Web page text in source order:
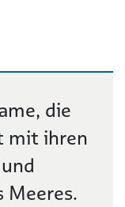
die
mit ihren
Meeres.